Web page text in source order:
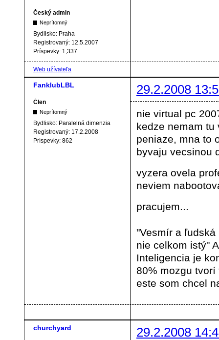
Český admin
Neprítomný
Bydlisko: Praha
Registrovaný: 12.5.2007
Príspevky: 1,337
Web užívateľa
FanklubLBL 29.2.2008
Člen
Neprítomný
Bydlisko: Paralelná dimenzia
Registrovaný: 17.2.2008
Príspevky: 862
nie virtual pc
kedze nemam tu
peniaze, mna to
byvaju vecsinou
vyzera ovela
neviem
pracujem...
"Vesmír a
nie celkom istý"
Inteligencia je
80% mozgu
este som chcel
churchyard 29.2.2008